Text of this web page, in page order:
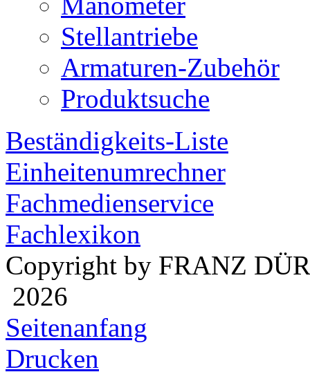
Stellantriebe
Armaturen-Zubehör
Produktsuche
Beständigkeits-Liste
Einheitenumrechner
Fachmedienservice
Fachlexikon
Copyright by FRANZ
2026
Seitenanfang
Drucken